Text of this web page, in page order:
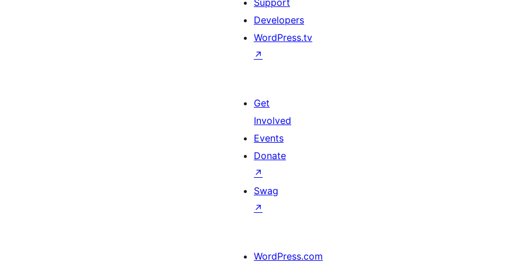
Support
Developers
WordPress.tv
↗
Get
Involved
Events
Donate
↗
Swag
↗
WordPress.com